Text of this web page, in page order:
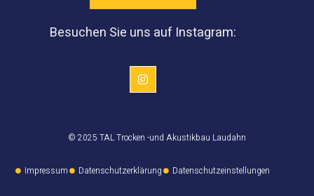
Besuchen Sie uns auf Instagram:
© 2025 TAL Trocken -und Akustikbau Laudahn
Impressum Datenschutzerklärung Datenschutzeinstellungen